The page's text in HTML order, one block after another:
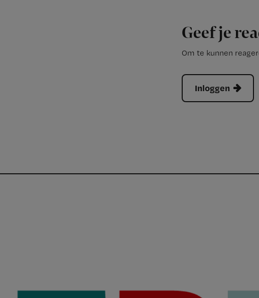
Geef je
Om te kunnen
Inloggen